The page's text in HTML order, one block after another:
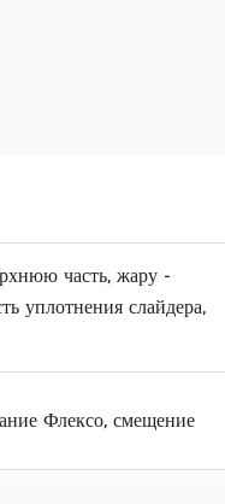
часть, жару -
уплотнения слайдера,
Флексо, смещение